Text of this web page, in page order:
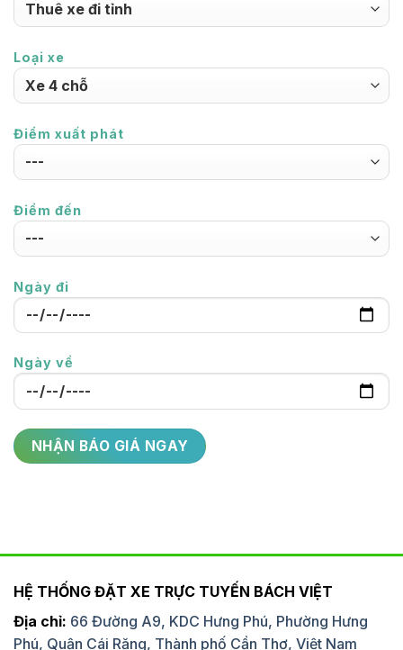
Loại xe
Điểm xuất phát
Điểm đến
Ngày đi
Ngày về
HỆ THỐNG ĐẶT XE TRỰC TUYẾN BÁCH VIỆT
Địa chỉ: 66 Đường A9, KDC Hưng Phú, Phường Hưng
Phú, Quận Cái Răng, Thành phố Cần Thơ, Việt Nam